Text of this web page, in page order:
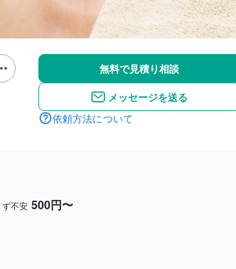
無料で見積り相談
メッセージを送る
依頼方法について
不安 500円〜